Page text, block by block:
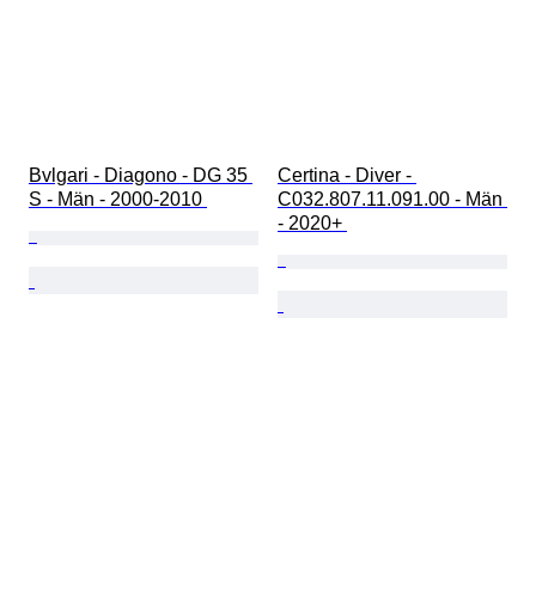
Bvlgari - Diagono - DG 35
S - Män - 2000-2010
Certina - Diver -
C032.807.11.091.00 - Män
- 2020+